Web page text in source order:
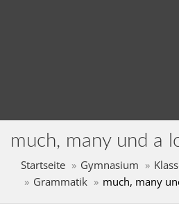
much, many und a
Startseite Gymnasium
Grammatik
much, many